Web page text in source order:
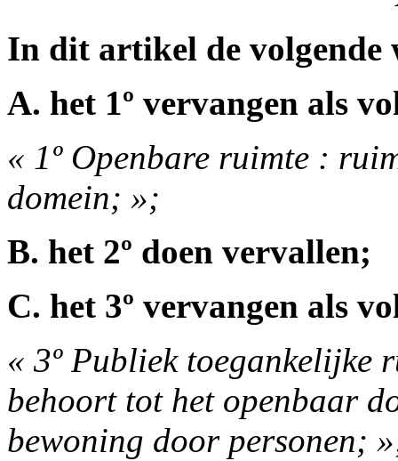
In dit artikel de volgende
A. het 1º vervangen als
« 1º Openbare ruimte :
domein; »;
B. het 2º doen vervallen;
C. het 3º vervangen als
« 3º Publiek toegankelijke
behoort tot het openbaar
bewoning door personen;